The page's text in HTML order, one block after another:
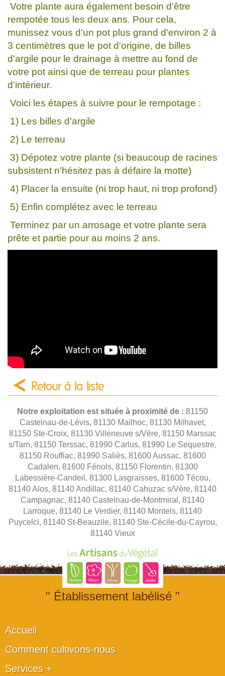
Votre plante aura également besoin d'être
rempotée tous les deux ans. Pour cela,
munissez vous d'un pot plus grand d'environ 2 à
3 centimètres que le pot d'origine, de billes
d'argile pour le drainage à mettre au fond de
votre pot ainsi que de terreau pour plantes
d'intérieur.
Voici les étapes à suivre pour le rempotage :
1) Les billes d'argile
2) Le terreau
3) Dépotez votre plante (si beaucoup de racines
subsistent n'hésitez pas à défaire la motte)
4) Placer la ensuite (ni trop haut, ni trop profond)
5) Enfin complétez avec le terreau
Terminez par un arrosage et votre plante sera
prête et partie pour au moins 2 ans.
Retour à la liste
Notre exploitation est située à proximité de : 81150
Castelnau-de-Lévis, 81130 Mailhoc, 81130 Milhavet,
81150 Ste-Croix, 81130 Villeneuve s/Vère, 81150 Marssac
s/Tarn, 81150 Terssac, 81990 Carlus, 81990 Le Sequestre,
81150 Rouffiac, 81990 Saliès, 81600 Aussac, 81600
Cadalen, 81600 Fénols, 81150 Florentin, 81300
Labessière-Candeil, 81300 Lasgraisses, 81600 Técou,
81140 Alos, 81140 Andillac, 81140 Cahuzac s/Vère, 81140
Campagnac, 81140 Castelnau-de-Montmiral, 81140
Larroque, 81140 Le Verdier, 81140 Montels, 81140
Puycelci, 81140 St-Beauzile, 81140 Ste-Cécile-du-Cayrou,
81140 Vieux
" Établissement labélisé "
Accueil
Comment cultivons-nous
Services +